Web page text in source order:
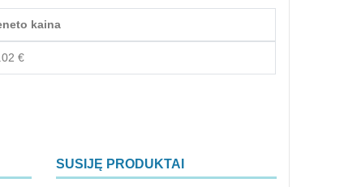
kaina
€
SUSIJĘ PRODUKTAI